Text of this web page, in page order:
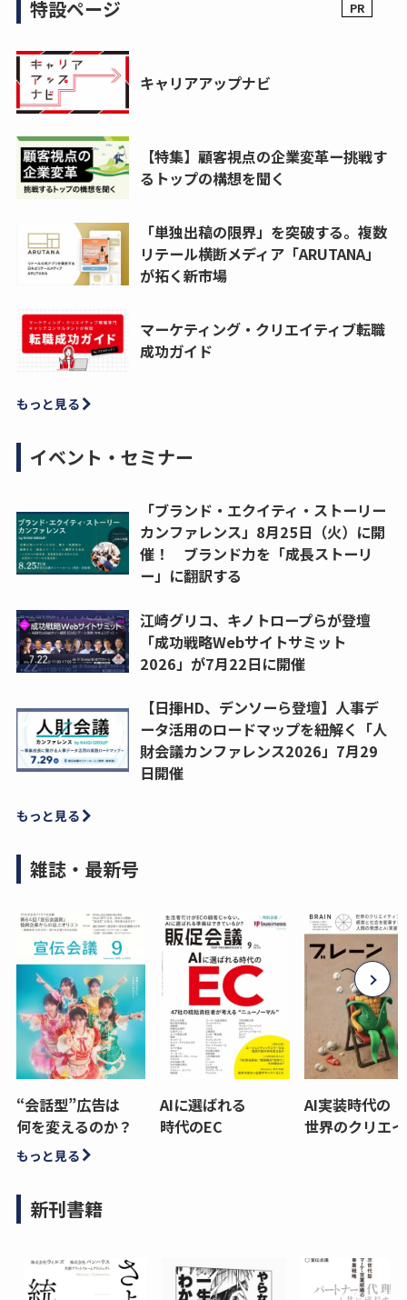
特設ページ
キャリアアップナビ
【特集】顧客視点の企業変革ー挑戦す
るトップの構想を聞く
「単独出稿の限界」を突破する。複数
リテール横断メディア「ARUTANA」
が拓く新市場
マーケティング・クリエイティブ転職
成功ガイド
もっと見る
イベント・セミナー
「ブランド・エクイティ・ストーリー
カンファレンス」8月25日（火）に開
催！ ブランド力を「成長ストーリ
ー」に翻訳する
江崎グリコ、キノトロープらが登壇
「成功戦略Webサイトサミット
2026」が7月22日に開催
【日揮HD、デンソーら登壇】人事デ
ータ活用のロードマップを紐解く「人
財会議カンファレンス2026」7月29
日開催
もっと見る
雑誌・最新号
“会話型”広告は
何を変えるのか？
AIに選ばれる
時代のEC
AI実装時代の
世界のクリエ
もっと見る
新刊書籍